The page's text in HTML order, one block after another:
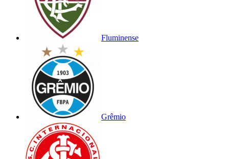
Fluminense
Grêmio